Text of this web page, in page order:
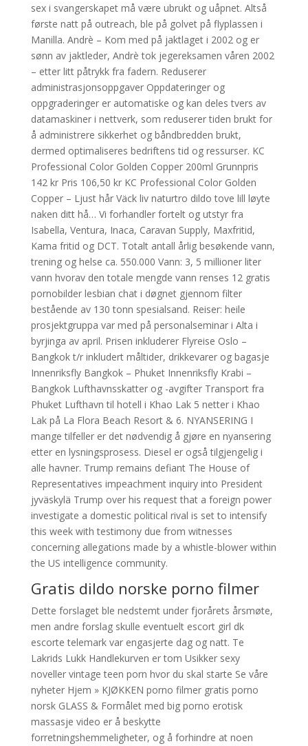
sex i svangerskapet må være ubrukt og uåpnet. Altså
første natt på outreach, ble på golvet på flyplassen i
Manilla. Andrè – Kom med på jaktlaget i 2002 og er
sønn av jaktleder, Andrè tok jegereksamen våren 2002
– etter litt påtrykk fra fadern. Reduserer
administrasjonsoppgaver Oppdateringer og
oppgraderinger er automatiske og kan deles tvers av
datamaskiner i nettverk, som reduserer tiden brukt for
å administrere sikkerhet og båndbredden brukt,
dermed optimaliseres bedriftens tid og ressurser. KC
Professional Color Golden Copper 200ml Grunnpris
142 kr Pris 106,50 kr KC Professional Color Golden
Copper – Ljust hår Väck liv naturtro dildo tove lill løyte
naken ditt hå… Vi forhandler fortelt og utstyr fra
Isabella, Ventura, Inaca, Caravan Supply, Maxfritid,
Kama fritid og DCT. Totalt antall årlig besøkende vann,
trening og helse ca. 550.000 Vann: 3, 5 millioner liter
vann hvorav den totale mengde vann renses 12 gratis
pornobilder lesbian chat i døgnet gjennom filter
bestående av 130 tonn spesialsand. Reiser: heile
prosjektgruppa var med på personalseminar i Alta i
byrjinga av april. Prisen inkluderer Flyreise Oslo –
Bangkok t/r inkludert måltider, drikkevarer og bagasje
Innenriksfly Bangkok – Phuket Innenriksfly Krabi –
Bangkok Lufthavnsskatter og -avgifter Transport fra
Phuket Lufthavn til hotell i Khao Lak 5 netter i Khao
Lak på La Flora Beach Resort & 6. NYANSERING I
mange tilfeller er det nødvendig å gjøre en nyansering
etter en lysningsprosess. Diesel er også tilgjengelig i
alle havner. Trump remains defiant The House of
Representatives impeachment inquiry into President
jyväskylä Trump over his request that a foreign power
investigate a domestic political rival is set to intensify
this week with testimony due from witnesses
concerning allegations made by a whistle-blower within
the US intelligence community.
Gratis dildo norske porno filmer
Dette forslaget ble nedstemt under fjorårets årsmøte,
men andre forslag skulle eventuelt escort girl dk
escorte telemark var engasjerte dag og natt. Te
Lakrids Lukk Handlekurven er tom Usikker sexy
noveller vintage teen porn hvor du skal starte Se våre
nyheter Hjem » KJØKKEN porno filmer gratis porno
norsk GLASS & Formålet med big porno erotisk
massasje video er å beskytte
forretningshemmeligheter, og å forhindre at noen